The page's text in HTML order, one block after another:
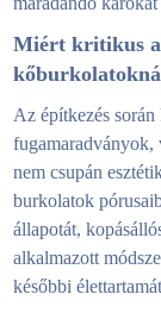
Miért kritikus
Az építkezés
fugamaradványok,
nem csupán
burkolatok
állapotát,
alkalmazott
későbbi